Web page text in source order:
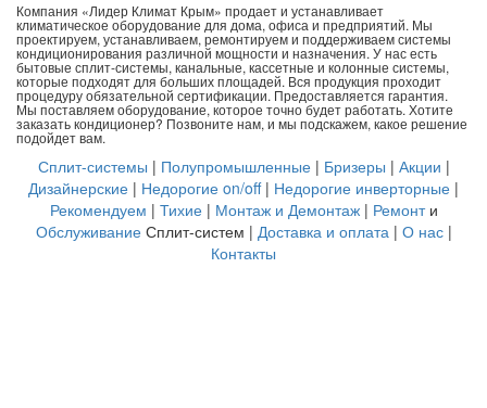
Компания «Лидер Климат Крым» продает и устанавливает
климатическое оборудование для дома, офиса и предприятий. Мы
проектируем, устанавливаем, ремонтируем и поддерживаем системы
кондиционирования различной мощности и назначения. У нас есть
бытовые сплит-системы, канальные, кассетные и колонные системы,
которые подходят для больших площадей. Вся продукция проходит
процедуру обязательной сертификации. Предоставляется гарантия.
Мы поставляем оборудование, которое точно будет работать. Хотите
заказать кондиционер? Позвоните нам, и мы подскажем, какое решение
подойдет вам.
Сплит-системы | Полупромышленные| Бризеры | Акции |
Дизайнерские | Недорогие on/off| Недорогие инверторные |
Рекомендуем | Тихие| Монтаж и Демонтаж| Ремонти
ОбслуживаниеСплит-систем | Доставка и оплата| О нас|
Контакты